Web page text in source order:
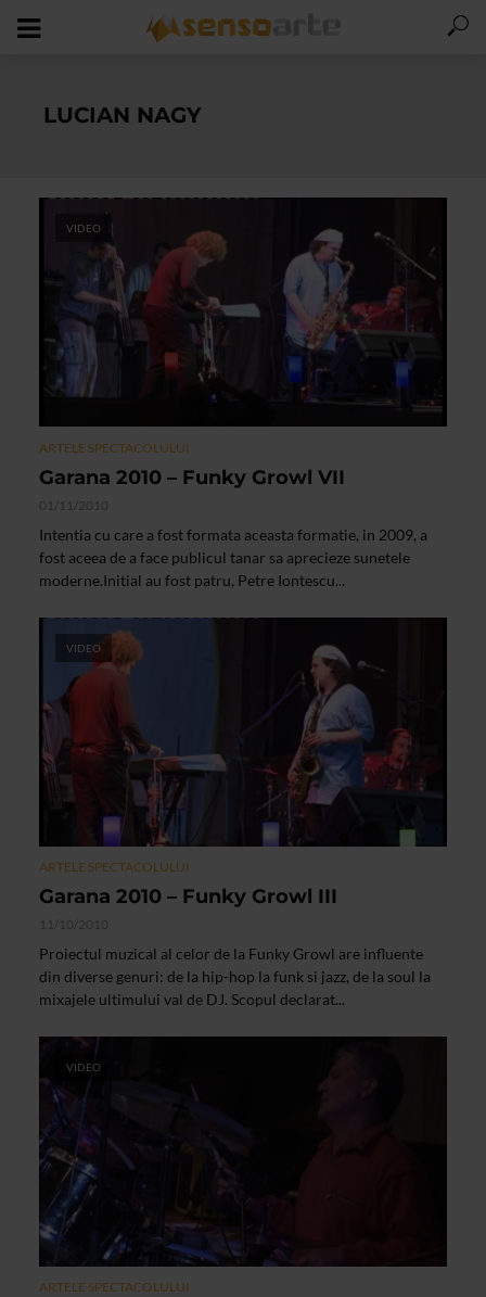
LUCIAN NAGY
VIDEO
ARTELE SPECTACOLULUI
Garana 2010 – Funky Growl VII
01/11/2010
Intentia cu care a fost formata aceasta formatie, in 2009, a
fost aceea de a face publicul tanar sa aprecieze sunetele
moderne.Initial au fost patru, Petre Iontescu...
VIDEO
ARTELE SPECTACOLULUI
Garana 2010 – Funky Growl III
11/10/2010
Proiectul muzical al celor de la Funky Growl are influente
din diverse genuri: de la hip-hop la funk si jazz, de la soul la
mixajele ultimului val de DJ. Scopul declarat...
VIDEO
ARTELE SPECTACOLULUI